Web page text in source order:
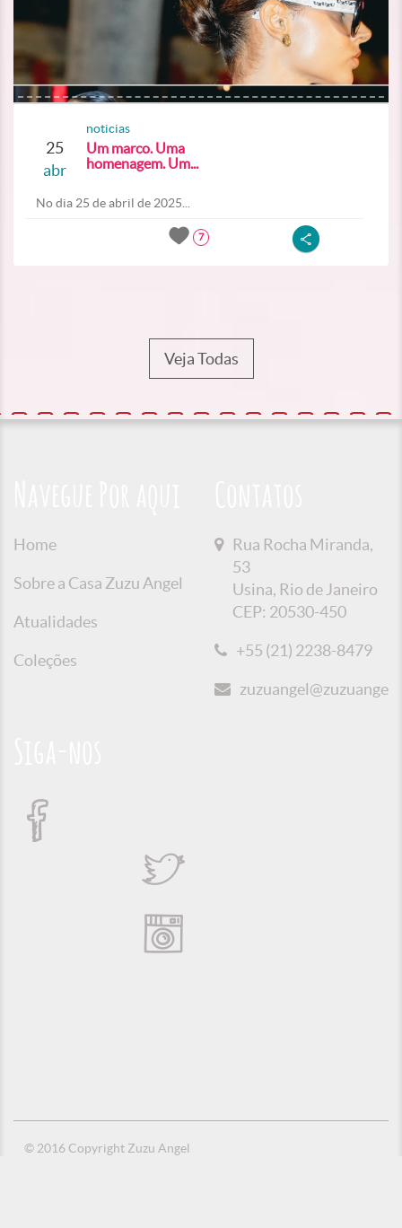
25
abr
noticias
Um marco. Uma
homenagem. Um...
No dia 25 de abril de 2025...
7
Veja Todas
Home
Sobre a Casa Zuzu Angel
Atualidades
Coleções
Rua Rocha Miranda,
53
Usina, Rio de Janeiro
CEP: 20530-450
+55 (21) 2238-8479
© 2016 Copyright Zuzu Angel